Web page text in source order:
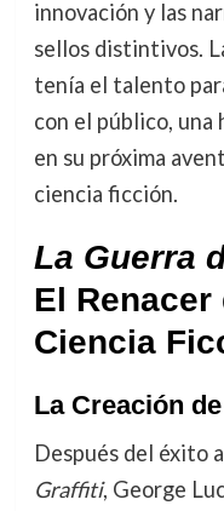
innovación y las
sellos distintivos.
tenía el talento
con el público,
en su próxima
ciencia ficción.
La Guerra
El Renacer
Ciencia
La Creación de
Después del éxito
Graffiti, George